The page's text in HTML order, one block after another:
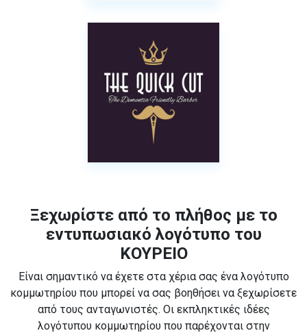
Ξεχωρίστε από το πλήθος με το
εντυπωσιακό λογότυπο του
ΚΟΥΡΕΙΟ
Είναι σημαντικό να έχετε στα χέρια σας ένα λογότυπο
κομμωτηρίου που μπορεί να σας βοηθήσει να ξεχωρίσετε
από τους ανταγωνιστές. Οι εκπληκτικές ιδέες
λογότυπου κομμωτηρίου που παρέχονται στην